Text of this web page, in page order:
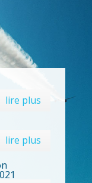
lire plus
lire plus